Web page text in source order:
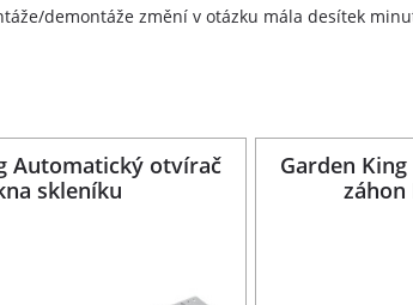
demontáže změní v otázku mála desítek
Automatický otvírač
skleníku
Garden
záhon